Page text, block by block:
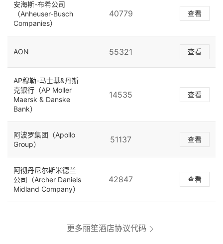
安海斯-布希公司
（Anheuser-Busch
Companies）
40779 查看
AON 55321 查看
AP穆勒-马士基&丹斯
克银行（AP Moller
Maersk & Danske
Bank）
14535 查看
阿波罗集团（Apollo
Group）
51137 查看
阿彻丹尼尔斯米德兰
公司（Archer Daniels
Midland Company）
42847 查看
更多丽笙酒店协议代码